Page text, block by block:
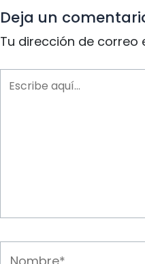
Deja un
Tu dirección de correo
aquí...